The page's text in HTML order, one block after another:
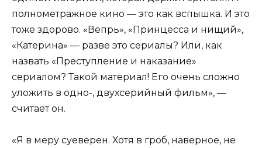
полнометражное кино — это как вспышка. И это
тоже здорово. «Вепрь», «Принцесса и нищий»,
«Катерина» — разве это сериалы? Или, как
назвать «Преступление и наказание»
сериалом? Такой материал! Его очень сложно
уложить в одно-, двухсерийный фильм», —
считает он.
«Я в меру суеверен. Хотя в гроб, наверное, не